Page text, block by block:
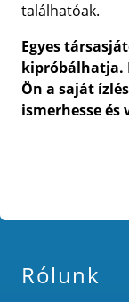
találhatóak.
Egyes
kipróbálhatja.
Ön a saját
ismerhesse és
Rólunk